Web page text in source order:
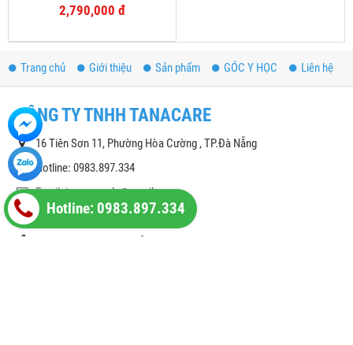
CỤT
2,790,000 đ
Trang chủ Giới thiệu Sản phẩm GÓC Y HỌC Liên hệ
CÔNG TY TNHH TANACARE
16 Tiên Sơn 11, Phường Hòa Cường , TP.Đà Nẵng
Hotline: 0983.897.334
Email:tanacare.dn@gmail.com
Website: https://ytetanacare.com
https://www.facebook.com/tanacare.dn
Hotline: 0983.897.334